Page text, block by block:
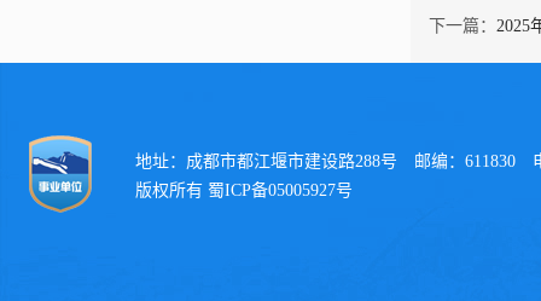
下一篇： 2025
地址：成都市都江堰市建设路288号 邮编：611830
版权所有 蜀ICP备05005927号